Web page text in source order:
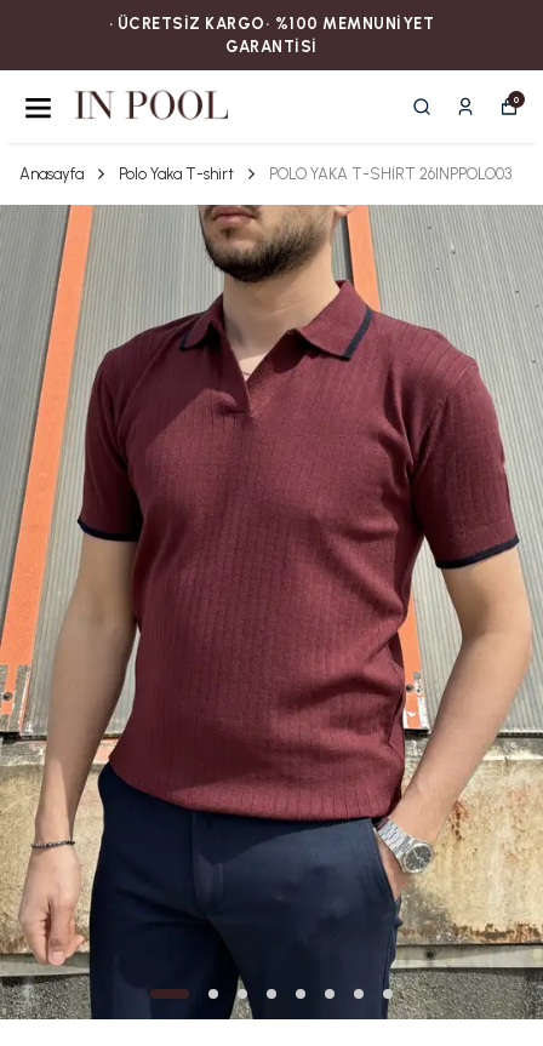
• ÜCRETSİZ KARGOㅤ‎‎‎‎‎‎‎‎• %100 MEMNUNİYET
GARANTİSİ
0
Anasayfa Polo Yaka T-shirt POLO YAKA T-SHİRT 26INPPOLO03